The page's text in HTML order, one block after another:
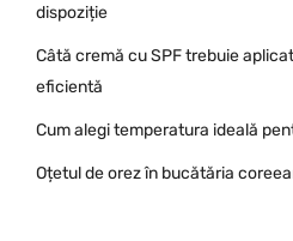
dispoziție
Câtă cremă cu SPF trebuie
eficientă
Cum alegi temperatura ideală
Oțetul de orez în bucătăria